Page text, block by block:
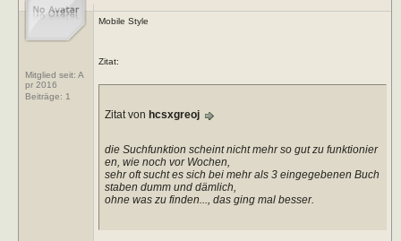
Mitglied seit: A
pr 2016
Beiträge: 1
Mobile Style
Zitat:
Zitat von hcsxgreoj
die Suchfunktion scheint nicht mehr so gut zu funktionier
en, wie noch vor Wochen,
sehr oft sucht es sich bei mehr als 3 eingegebenen Buch
staben dumm und dämlich,
ohne was zu finden..., das ging mal besser.